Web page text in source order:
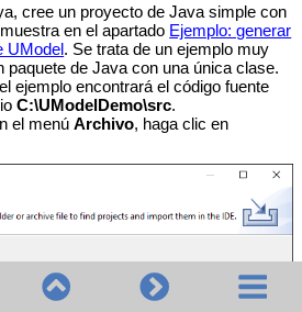
cree un proyecto de Java simple con
en el apartado Ejemplo: generar
UModel. Se trata de un ejemplo muy
paquete de Java con una única clase.
ejemplo encontrará el código fuente
C:\UModelDemo\src.
el menúArchivo, haga clic en